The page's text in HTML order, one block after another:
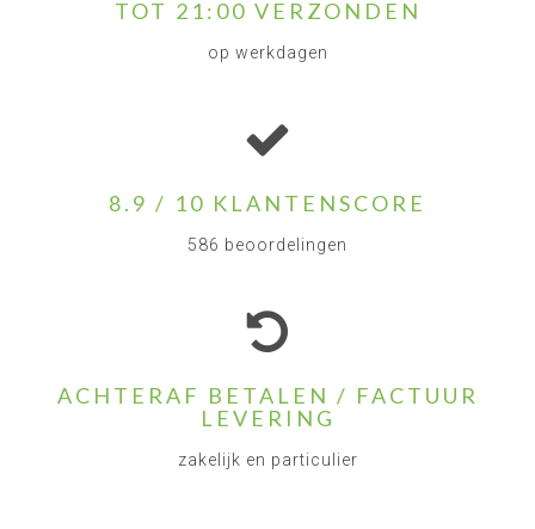
TOT 21:00 VERZONDEN
op werkdagen
8.9 / 10 KLANTENSCORE
586 beoordelingen
ACHTERAF BETALEN / FACTUUR
LEVERING
zakelijk en particulier